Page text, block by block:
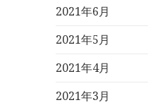
2021年6月
2021年5月
2021年4月
2021年3月